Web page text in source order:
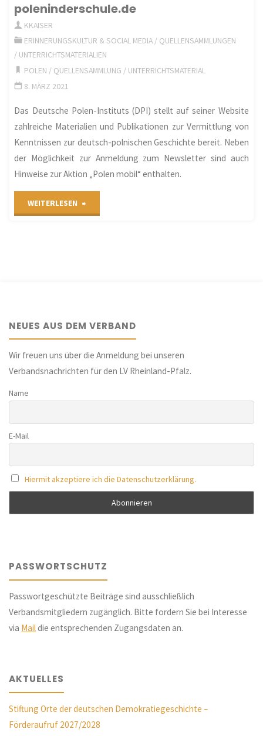
und
Zweite
Weltkrieg
–
poleninderschule.de
KKAISER
ERINNERUNGSKULTUR & SOCIAL MEDIA / QUELLENSAMMLUNGEN
/ UNTERRICHTSMATERIALIEN
POLEN / QUELLENSAMMLUNG / UNTERRICHTSMATERIAL
8. MÄRZ 2021
Das Deutsche Polen-Instituts (DPI) stellt auf seiner Website
zahlreiche Materialien und Publikationen zur Vermittlung von
Kenntnissen zur deutsch-polnischen Geschichte bereit. Neben
der Möglichkeit zur Anmeldung zum Newsletter sind auch
Hinweise zur Aktion „Polen mobil“ enthalten.
WEITERLESEN
NEUES AUS DEM VERBAND
Wir freuen uns über die Anmeldung bei unseren
Verbandsnachrichten für den LV Rheinland-Pfalz.
Name
E-Mail
Hiermit akzeptiere ich die Datenschutzerklärung.
PASSWORTSCHUTZ
Passwortgeschützte Beiträge sind ausschließlich
Verbandsmitgliedern zugänglich. Bitte fordern Sie bei Interesse
via Maildie entsprechenden Zugangsdaten an.
AKTUELLES
Stiftung Orte der deutschen Demokratiegeschichte –
Förderaufruf 2027/2028